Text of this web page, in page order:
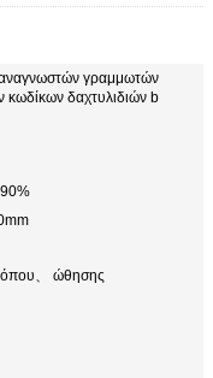
γραμμωτών
δαχτυλιδιών b
、 ώθησης